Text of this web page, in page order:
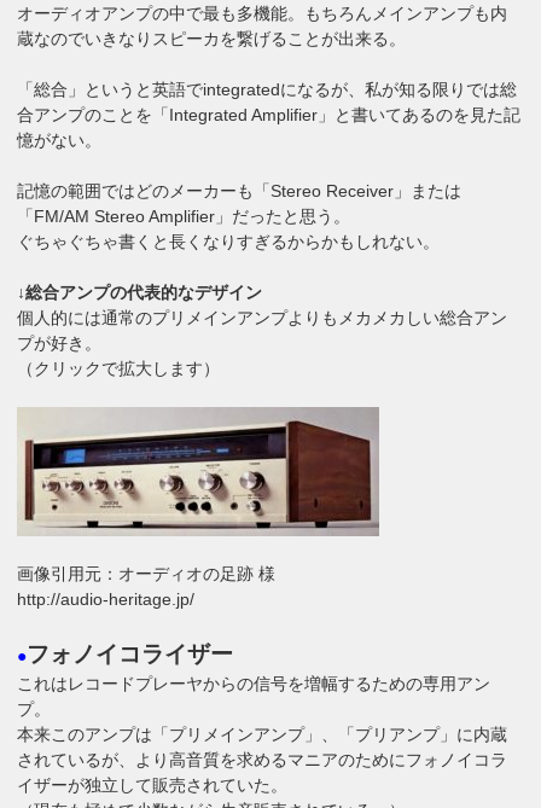
オーディオアンプの中で最も多機能。もちろんメインアンプも内
蔵なのでいきなりスピーカを繋げることが出来る。
「総合」というと英語でintegratedになるが、私が知る限りでは総
合アンプのことを「Integrated Amplifier」と書いてあるのを見た記
憶がない。
記憶の範囲ではどのメーカーも「Stereo Receiver」または
「FM/AM Stereo Amplifier」だったと思う。
ぐちゃぐちゃ書くと長くなりすぎるからかもしれない。
↓総合アンプの代表的なデザイン
個人的には通常のプリメインアンプよりもメカメカしい総合アン
プが好き。
（クリックで拡大します）
画像引用元：オーディオの足跡 様
http://audio-heritage.jp/
●フォノイコライザー
これはレコードプレーヤからの信号を増幅するための専用アン
プ。
本来このアンプは「プリメインアンプ」、「プリアンプ」に内蔵
されているが、より高音質を求めるマニアのためにフォノイコラ
イザーが独立して販売されていた。